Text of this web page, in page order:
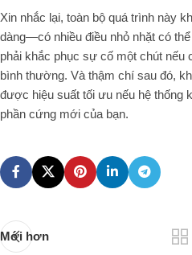
Xin nhắc lại, toàn bộ quá trình này
dàng—có nhiều điều nhỏ nhặt có
phải khắc phục sự cố một chút nếu
bình thường. Và thậm chí sau đó,
được hiệu suất tối ưu nếu hệ thống
phần cứng mới của bạn.
Mới hơn